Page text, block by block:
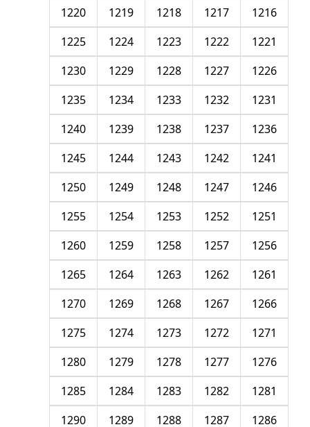
1216
1217
1218
1219
1220
1221
1222
1223
1224
1225
1226
1227
1228
1229
1230
1231
1232
1233
1234
1235
1236
1237
1238
1239
1240
1241
1242
1243
1244
1245
1246
1247
1248
1249
1250
1251
1252
1253
1254
1255
1256
1257
1258
1259
1260
1261
1262
1263
1264
1265
1266
1267
1268
1269
1270
1271
1272
1273
1274
1275
1276
1277
1278
1279
1280
1281
1282
1283
1284
1285
1286
1287
1288
1289
1290